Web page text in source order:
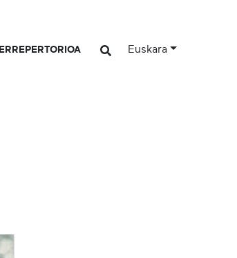
ERREPERTORIOA Euskara